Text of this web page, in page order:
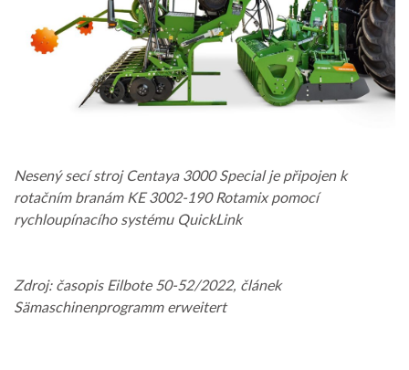
Nesený secí stroj Centaya 3000 Special je připojen k
rotačním branám KE 3002-190 Rotamix pomocí
rychloupínacího systému QuickLink
Zdroj: časopis Eilbote 50-52/2022, článek
Sämaschinenprogramm erweitert